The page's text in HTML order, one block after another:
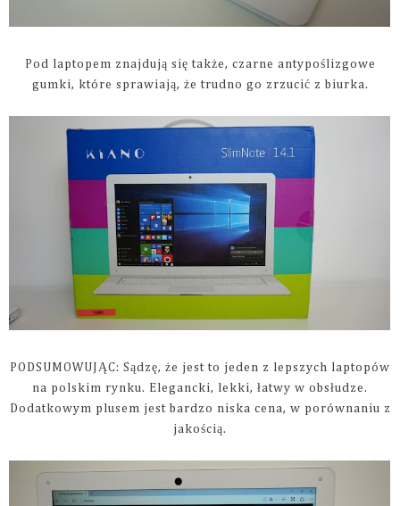
Pod laptopem znajdują się także, czarne antypoślizgowe
gumki, które sprawiają, że trudno go zrzucić z biurka.
PODSUMOWUJĄC: Sądzę, że jest to jeden z lepszych laptopów
na polskim rynku. Elegancki, lekki, łatwy w obsłudze.
Dodatkowym plusem jest bardzo niska cena, w porównaniu z
jakością.